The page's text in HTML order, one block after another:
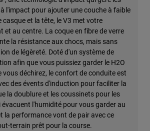
l'impact pour ajouter une couche à faible
et la tête, le V3 met votre
et au centre. La coque en fibre de verre
la résistance aux chocs, mais sans
de légèreté. Doté d'un système de
afin que vous puissiez garder le H2O
déchirez, le confort de conduite est
des évents d'induction pour faciliter la
la doublure et les coussinets pour les
l'humidité pour vous garder au
la performance vont de pair avec ce
terrain prêt pour la course.